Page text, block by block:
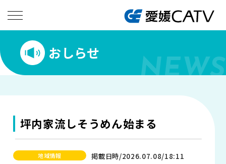
おしらせ
NEWS
坪内家流しそうめん始まる
地域情報 掲載日時/2026.07.08/18:11